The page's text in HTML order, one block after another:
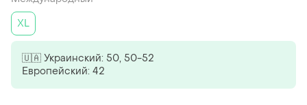
XL
🇺🇦 Украинский: 50, 50-52
Европейский: 42